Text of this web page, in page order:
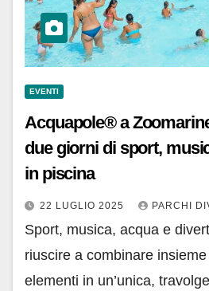
EVENTI
Acquapole® a
due giorni di sport,
in piscina
22 LUGLIO 2025 PARCHI
Sport, musica, acqua e
riuscire a combinare
elementi in un’unica,